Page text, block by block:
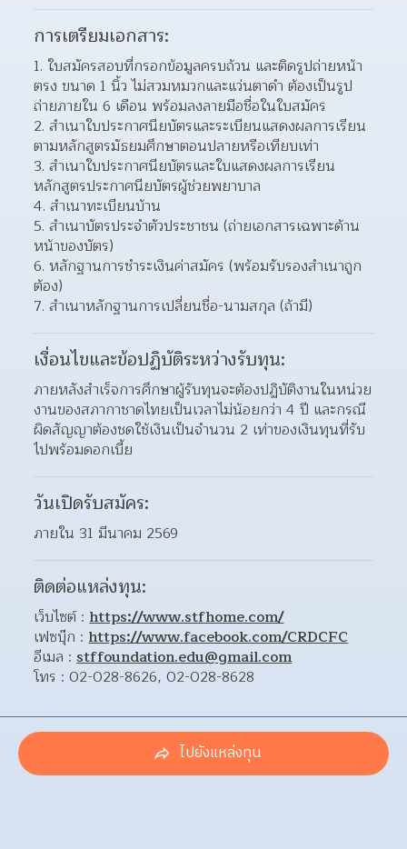
การเตรียมเอกสาร:
ใบสมัครสอบที่กรอกข้อมูลครบถ้วน และติดรูปถ่ายหน้า
ตรง ขนาด 1 นิ้ว ไม่สวมหมวกและแว่นตาดำ ต้องเป็นรูป
ถ่ายภายใน 6 เดือน พร้อมลงลายมือชื่อในใบสมัคร
สำเนาใบประกาศนียบัตรและระเบียนแสดงผลการเรียน
ตามหลักสูตรมัธยมศึกษาตอนปลายหรือเทียบเท่า
สำเนาใบประกาศนียบัตรและใบแสดงผลการเรียน
หลักสูตรประกาศนียบัตรผู้ช่วยพยาบาล
สำเนาทะเบียนบ้าน
สำเนาบัตรประจำตัวประชาชน (ถ่ายเอกสารเฉพาะด้าน
หน้าของบัตร)
หลักฐานการชำระเงินค่าสมัคร (พร้อมรับรองสำเนาถูก
ต้อง)
สำเนาหลักฐานการเปลี่ยนชื่อ-นามสกุล (ถ้ามี)
เงื่อนไขและข้อปฏิบัติระหว่างรับทุน:
ภายหลังสำเร็จการศึกษาผู้รับทุนจะต้องปฏิบัติงานในหน่วย
งานของสภากาชาดไทยเป็นเวลาไม่น้อยกว่า 4 ปี และกรณี
ผิดสัญญาต้องชดใช้เงินเป็นจำนวน 2 เท่าของเงินทุนที่รับ
ไปพร้อมดอกเบี้ย
วันเปิดรับสมัคร:
ภายใน 31 มีนาคม 2569
ติดต่อแหล่งทุน:
เว็บไซต์ : https://www.stfhome.com/
เฟซบุ๊ก : https://www.facebook.com/CRDCFC
อีเมล : stffoundation.edu@gmail.com
โทร : 02-028-8626, 02-028-8628
ไปยังแหล่งทุน